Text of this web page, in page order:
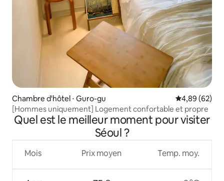
Chambre d'hôtel ⋅ Guro-gu Évaluation
4,89 (62)
[Hommes uniquement] Logement confortable et propre
Quel est le meilleur moment pour visiter
Séoul ?
Mois Prix moyen Temp. moy.